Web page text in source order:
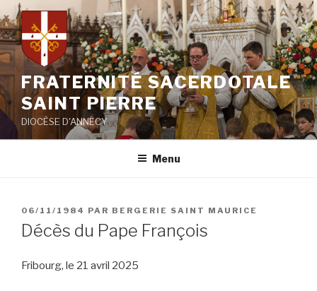
Aller
au
contenu
principal
FRATERNITÉ SACERDOTALE
SAINT PIERRE
DIOCÈSE D'ANNECY
Menu
PUBLIÉ
LE
06/11/1984 PAR BERGERIE SAINT MAURICE
Décès du Pape François
Fribourg, le 21 avril 2025